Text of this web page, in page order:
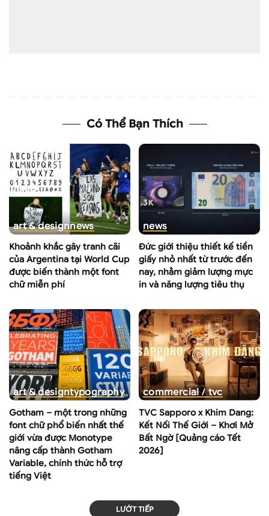
Có Thể Bạn Thích
art & designnews
Khoảnh khắc gây tranh cãi
của Argentina tại World Cup
được biến thành một font
chữ miễn phí
news
Đức giới thiệu thiết kế tiền
giấy nhỏ nhất từ trước đến
nay, nhằm giảm lượng mực
in và năng lượng tiêu thụ
art & designtypography
Gotham – một trong những
font chữ phổ biến nhất thế
giới vừa được Monotype
nâng cấp thành Gotham
Variable, chính thức hỗ trợ
tiếng Việt
commercial / tvc
TVC Sapporo x Khim Dang:
Kết Nối Thế Giới – Khơi Mở
Bất Ngờ [Quảng cáo Tết
2026]
LƯỚT TIẾP